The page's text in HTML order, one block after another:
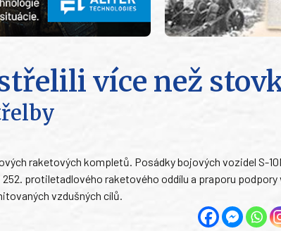
více než
raketových kompletů. Posádky bojových vozidel S-
protiletadlového raketového oddílu a praporu podpory
vzdušných cílů.